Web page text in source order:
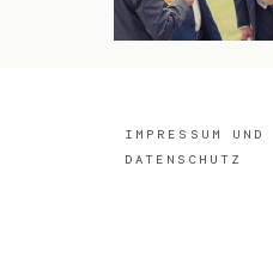
IMPRESSUM UND
DATENSCHUTZ